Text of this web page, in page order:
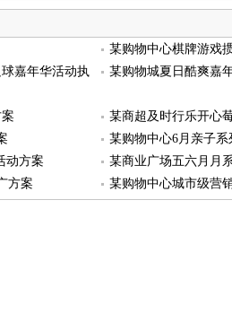
某购物中心棋牌游戏
嘉年华活动执
某购物城夏日酷爽嘉
某商超及时行乐开心
某购物中心6月亲子系
动方案
某商业广场五六月月
方案
某购物中心城市级营